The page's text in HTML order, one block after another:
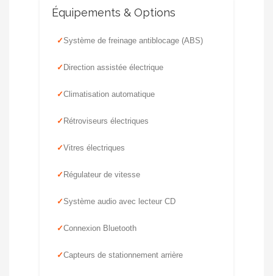
Équipements & Options
Système de freinage antiblocage (ABS)
Direction assistée électrique
Climatisation automatique
Rétroviseurs électriques
Vitres électriques
Régulateur de vitesse
Système audio avec lecteur CD
Connexion Bluetooth
Capteurs de stationnement arrière